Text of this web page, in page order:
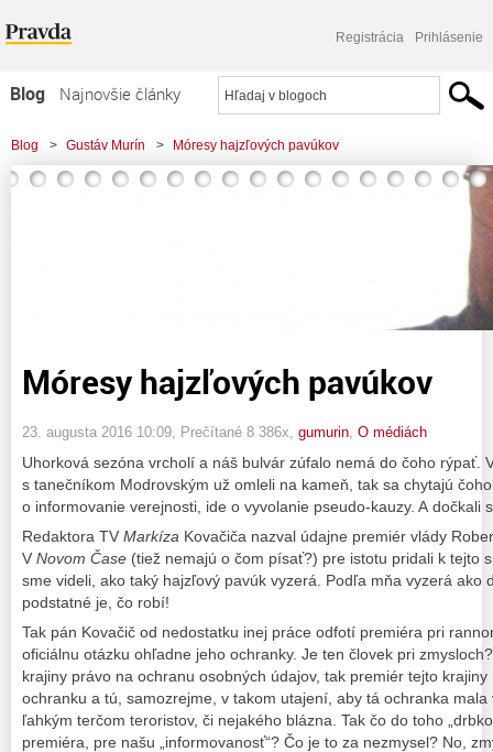
Registrácia Prihlásenie
Blog
Najnovšie články
Najčítanejšie články
Najkomentovanejšie články
Blog > Gustáv Murín > Móresy hajzľových pavúkov
Móresy hajzľových pavúkov
23. augusta 2016 10:09 , Prečítané 8 386x, gumurin O médiách
Uhorková sezóna vrcholí a náš bulvár zúfalo nemá do čoho rýpať.
s tanečníkom Modrovským už omleli na kameň, tak sa chytajú
o informovanie verejnosti, ide o vyvolanie pseudo-kauzy. A dočkali
Redaktora TV Markíza Kovačiča nazval údajne premiér vlády
V Novom Čase (tiež nemajú o čom písať?) pre istotu pridali k tejto
sme videli, ako taký hajzľový pavúk vyzerá. Podľa mňa vyzerá ako
podstatné je, čo robí!
Tak pán Kovačič od nedostatku inej práce odfotí premiéra pri
oficiálnu otázku ohľadne jeho ochranky. Je ten človek pri
krajiny právo na ochranu osobných údajov, tak premiér tejto
ochranku a tú, samozrejme, v takom utajení, aby tá ochranka
ľahkým terčom teroristov, či nejakého blázna. Tak čo do toho
premiéra, pre našu „informovanosť“? Čo je to za nezmysel? No,